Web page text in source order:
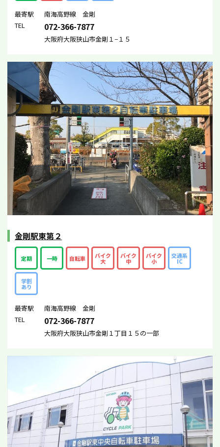
最寄駅
南海高野線 金剛
TEL
072-366-7877
大阪府大阪狭山市金剛１−１５
金剛駅東第２
定期 一時 自転車 バイク
大
バイク
中
バイク
小
交通系
IC
学割
あり
最寄駅
南海高野線 金剛
TEL
072-366-7877
大阪府大阪狭山市金剛１丁目１５の一部